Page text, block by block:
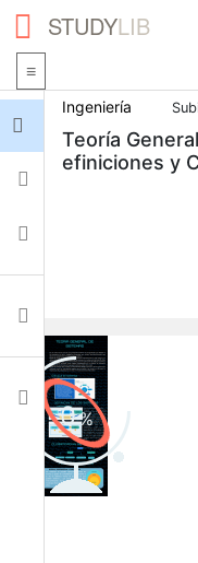
STUDYLIB
Ajustes
Ingeniería
Teoría
efiniciones y
0